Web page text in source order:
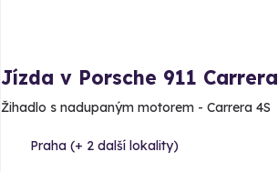
Jízda v Porsche 911 Carrera
Žihadlo s nadupaným motorem - Carrera 4S
Praha (+ 2 další lokality)